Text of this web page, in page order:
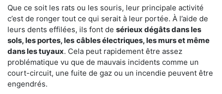
Que ce soit les rats ou les souris, leur principale activité
c’est de ronger tout ce qui serait à leur portée. À l’aide de
leurs dents effilées, ils font de sérieux dégâts dans les
sols, les portes, les câbles électriques, les murs et même
dans les tuyaux. Cela peut rapidement être assez
problématique vu que de mauvais incidents comme un
court-circuit, une fuite de gaz ou un incendie peuvent être
engendrés.